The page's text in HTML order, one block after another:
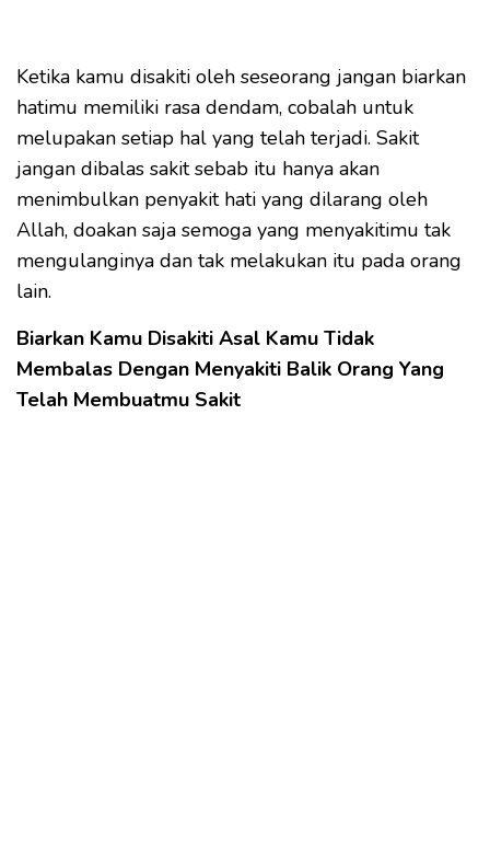
Ketika kamu disakiti oleh seseorang jangan biarkan
hatimu memiliki rasa dendam, cobalah untuk
melupakan setiap hal yang telah terjadi. Sakit
jangan dibalas sakit sebab itu hanya akan
menimbulkan penyakit hati yang dilarang oleh
Allah, doakan saja semoga yang menyakitimu tak
mengulanginya dan tak melakukan itu pada orang
lain.
Biarkan Kamu Disakiti Asal Kamu Tidak
Membalas Dengan Menyakiti Balik Orang Yang
Telah Membuatmu Sakit